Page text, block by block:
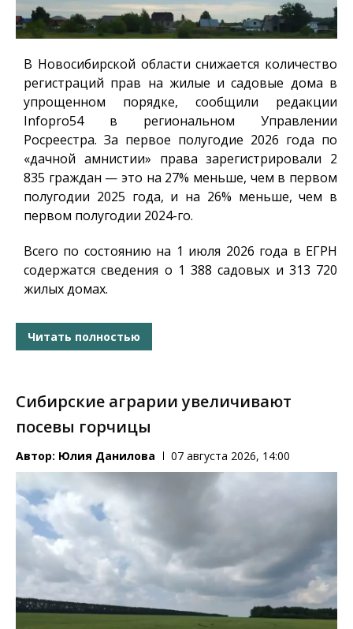
В Новосибирской области снижается количество
регистраций прав на жилые и садовые дома в
упрощенном порядке, сообщили редакции
Infopro54в региональном Управлении
Росреестра. За первое полугодие 2026 года по
«дачной амнистии» права зарегистрировали 2
835 граждан — это на 27% меньше, чем в первом
полугодии 2025 года, и на 26% меньше, чем в
первом полугодии 2024-го.
Всего по состоянию на 1 июля 2026 года в ЕГРН
содержатся сведения о 1 388 садовых и 313 720
жилых домах.
Читать полностью
Сибирские аграрии увеличивают
посевы горчицы
Автор: Юлия Данилова 07 августа 2026, 14:00